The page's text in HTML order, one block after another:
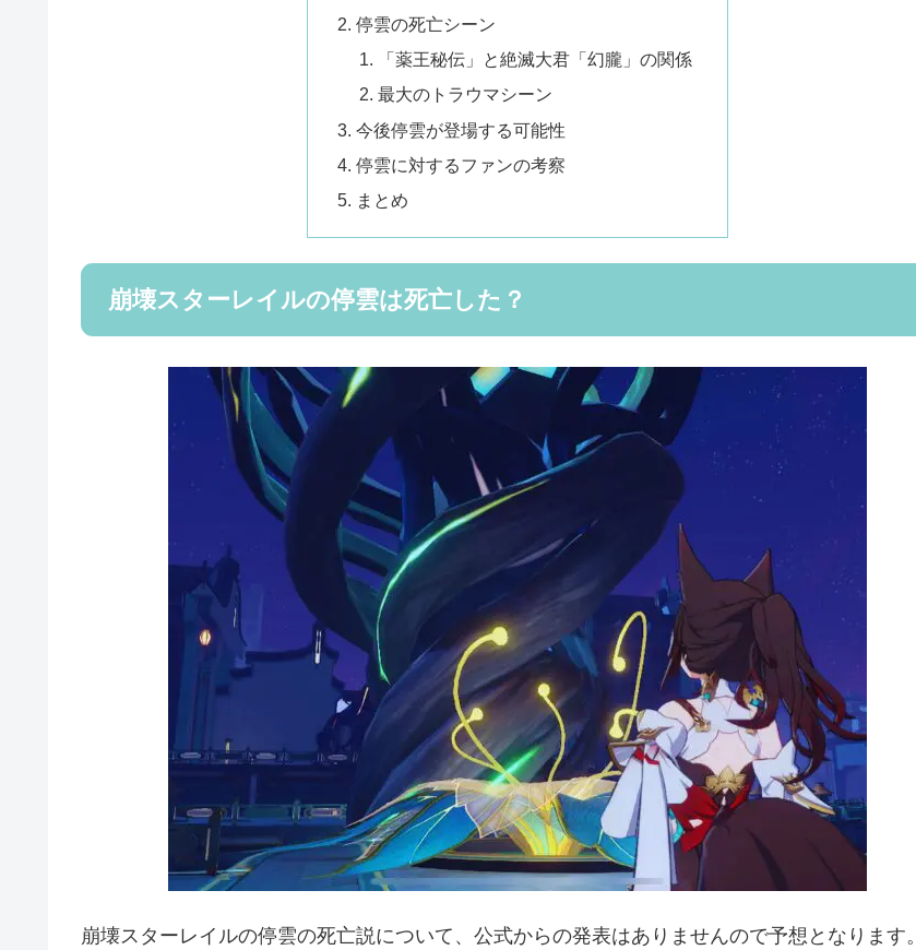
停雲の死亡シーン
「薬王秘伝」と絶滅大君「幻朧」の関係
最大のトラウマシーン
今後停雲が登場する可能性
停雲に対するファンの考察
まとめ
崩壊スターレイルの停雲は死亡した？
崩壊スターレイルの停雲の死亡説について、公式からの発表はありませんので予想となります。